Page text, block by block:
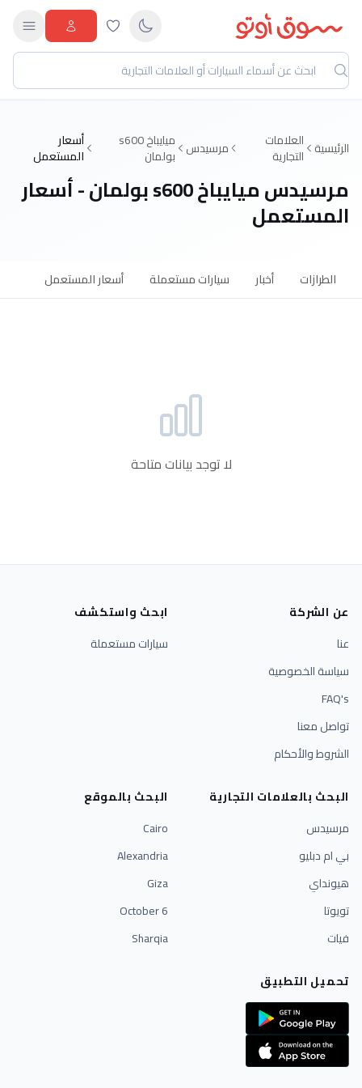
الرئيسية العلامات
التجارية مرسيدس ميايباخ s600
بولمان
أسعار
المستعمل
مرسيدس ميايباخ s600 بولمان - أسعار
المستعمل
الطرازات أخبار سيارات مستعملة أسعار المستعمل
لا توجد بيانات متاحة
عن الشركة
عنا
سياسة الخصوصية
FAQ's
تواصل معنا
الشروط والأحكام
ابحث واستكشف
سيارات مستعملة
البحث بالعلامات التجارية
مرسيدس
بي ام دبليو
هيونداي
تويوتا
فيات
البحث بالموقع
Cairo
Alexandria
Giza
6 October
Sharqia
تحميل التطبيق